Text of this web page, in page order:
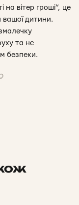
на вітер гроші”, це
вашої дитини.
та не
безпеки.